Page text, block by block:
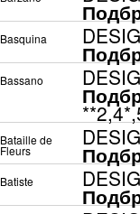
Basquina
Bassano
Bataille de
Fleurs
Batiste